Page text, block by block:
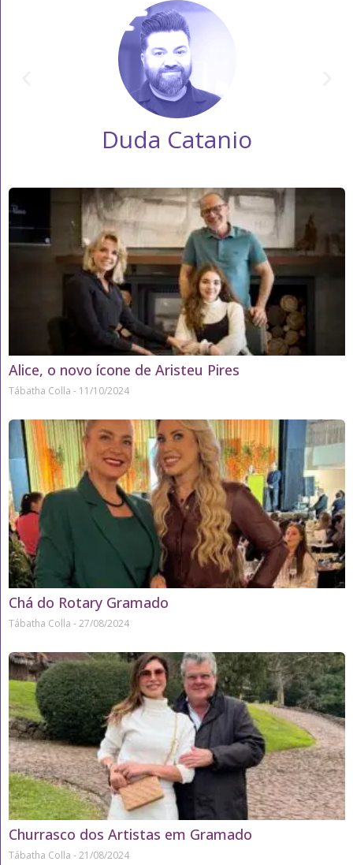
Duda Catanio
Alice, o novo ícone de Aristeu Pires
Tábatha Colla 11/10/2024
Chá do Rotary Gramado
Tábatha Colla 27/08/2024
Churrasco dos Artistas em Gramado
Tábatha Colla 21/08/2024